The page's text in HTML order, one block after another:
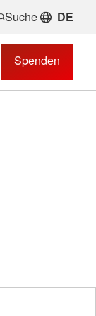
Suche DE
Spenden